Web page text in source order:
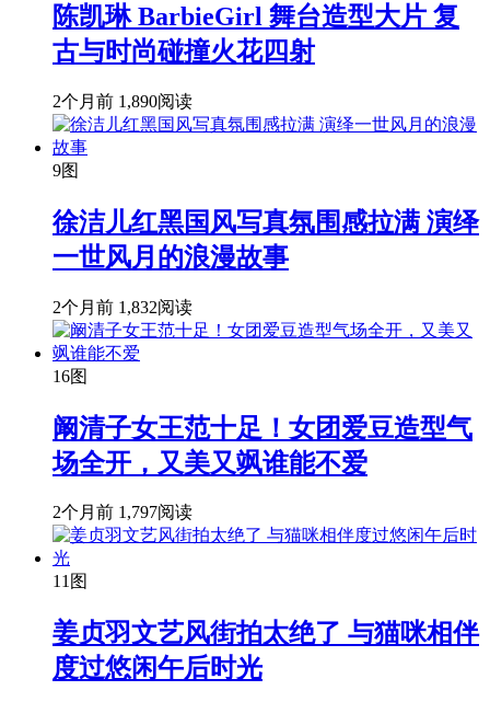
陈凯琳 BarbieGirl 舞台造型大片 复
古与时尚碰撞火花四射
2个月前 1,890阅读
9图
徐洁儿红黑国风写真氛围感拉满 演绎
一世风月的浪漫故事
2个月前 1,832阅读
16图
阚清子女王范十足！女团爱豆造型气
场全开，又美又飒谁能不爱
2个月前 1,797阅读
11图
姜贞羽文艺风街拍太绝了 与猫咪相伴
度过悠闲午后时光